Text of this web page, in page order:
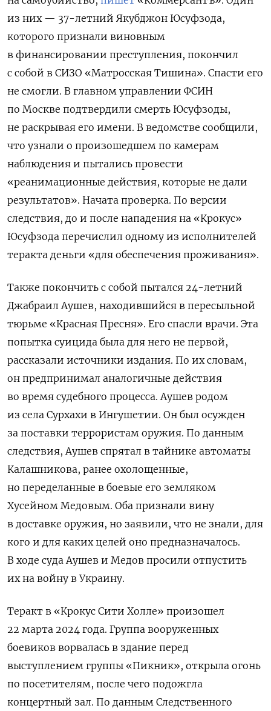
из них — 37-летний Якубджон Юсуфзода,
которого признали виновным
в финансировании преступления, покончил
с собой в СИЗО «Матросская Тишина». Спасти его
не смогли. В главном управлении ФСИН
по Москве подтвердили смерть Юсуфзоды,
не раскрывая его имени. В ведомстве сообщили,
что узнали о произошедшем по камерам
наблюдения и пытались провести
«реанимационные действия, которые не дали
результатов». Начата проверка. По версии
следствия, до и после нападения на «Крокус»
Юсуфзода перечислил одному из исполнителей
теракта деньги «для обеспечения проживания».
Также покончить с собой пытался 24-летний
Джабраил Аушев, находившийся в пересыльной
тюрьме «Красная Пресня». Его спасли врачи. Эта
попытка суицида была для него не первой,
рассказали источники издания. По их словам,
он предпринимал аналогичные действия
во время судебного процесса. Аушев родом
из села Сурхахи в Ингушетии. Он был осужден
за поставки террористам оружия. По данным
следствия, Аушев спрятал в тайнике автоматы
Калашникова, ранее охолощенные,
но переделанные в боевые его земляком
Хусейном Медовым. Оба признали вину
в доставке оружия, но заявили, что не знали, для
кого и для каких целей оно предназначалось.
В ходе суда Аушев и Медов просили отпустить
их на войну в Украину.
Теракт в «Крокус Сити Холле» произошел
22 марта 2024 года. Группа вооруженных
боевиков ворвалась в здание перед
выступлением группы «Пикник», открыла огонь
по посетителям, после чего подожгла
концертный зал. По данным Следственного